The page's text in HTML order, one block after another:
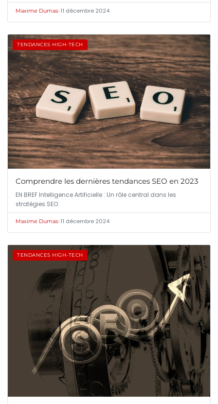
Maxime Dumas•11 décembre 2024
TENDANCES HIGH-TECH
Comprendre les dernières tendances SEO en 2023
EN BREF Intelligence Artificielle : Un rôle central dans les
stratégies SEO.
Maxime Dumas•11 décembre 2024
TENDANCES HIGH-TECH